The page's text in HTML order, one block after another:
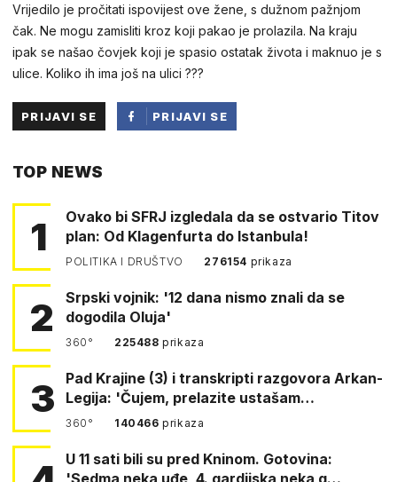
Vrijedilo je pročitati ispovijest ove žene, s dužnom pažnjom
čak. Ne mogu zamisliti kroz koji pakao je prolazila. Na kraju
ipak se našao čovjek koji je spasio ostatak života i maknuo je s
ulice. Koliko ih ima još na ulici ???
PRIJAVI SE
PRIJAVI SE
TOP NEWS
1
Ovako bi SFRJ izgledala da se ostvario Titov
plan: Od Klagenfurta do Istanbula!
POLITIKA I DRUŠTVO 276154 prikaza
2
Srpski vojnik: '12 dana nismo znali da se
dogodila Oluja'
360° 225488prikaza
3
Pad Krajine (3) i transkripti razgovora Arkan-
Legija: 'Čujem, prelazite ustašam…
360° 140466prikaza
U 11 sati bili su pred Kninom. Gotovina:
'Sedma neka uđe, 4. gardijska neka g…